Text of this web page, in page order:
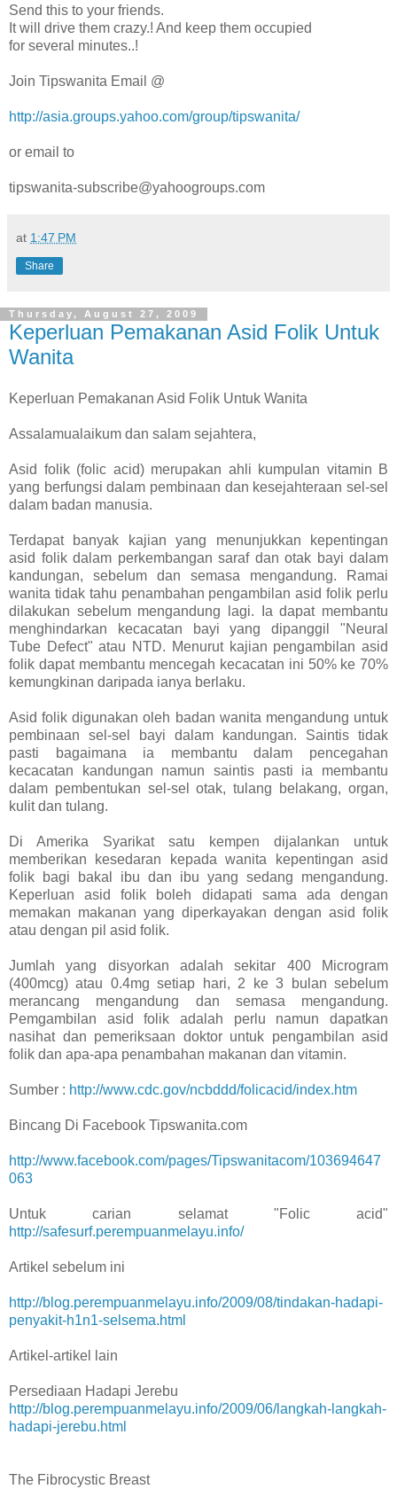
Send this to your friends.
It will drive them crazy.! And keep them occupied
for several minutes..!
Join Tipswanita Email @
http://asia.groups.yahoo.com/group/tipswanita/
or email to
tipswanita-subscribe@yahoogroups.com
at 1:47 PM
Share
Thursday, August 27, 2009
Keperluan Pemakanan Asid Folik Untuk
Wanita
Keperluan Pemakanan Asid Folik Untuk Wanita
Assalamualaikum dan salam sejahtera,
Asid folik (folic acid) merupakan ahli kumpulan vitamin B
yang berfungsi dalam pembinaan dan kesejahteraan sel-sel
dalam badan manusia.
Terdapat banyak kajian yang menunjukkan kepentingan
asid folik dalam perkembangan saraf dan otak bayi dalam
kandungan, sebelum dan semasa mengandung. Ramai
wanita tidak tahu penambahan pengambilan asid folik perlu
dilakukan sebelum mengandung lagi. Ia dapat membantu
menghindarkan kecacatan bayi yang dipanggil "Neural
Tube Defect" atau NTD. Menurut kajian pengambilan asid
folik dapat membantu mencegah kecacatan ini 50% ke 70%
kemungkinan daripada ianya berlaku.
Asid folik digunakan oleh badan wanita mengandung untuk
pembinaan sel-sel bayi dalam kandungan. Saintis tidak
pasti bagaimana ia membantu dalam pencegahan
kecacatan kandungan namun saintis pasti ia membantu
dalam pembentukan sel-sel otak, tulang belakang, organ,
kulit dan tulang.
Di Amerika Syarikat satu kempen dijalankan untuk
memberikan kesedaran kepada wanita kepentingan asid
folik bagi bakal ibu dan ibu yang sedang mengandung.
Keperluan asid folik boleh didapati sama ada dengan
memakan makanan yang diperkayakan dengan asid folik
atau dengan pil asid folik.
Jumlah yang disyorkan adalah sekitar 400 Microgram
(400mcg) atau 0.4mg setiap hari, 2 ke 3 bulan sebelum
merancang mengandung dan semasa mengandung.
Pemgambilan asid folik adalah perlu namun dapatkan
nasihat dan pemeriksaan doktor untuk pengambilan asid
folik dan apa-apa penambahan makanan dan vitamin.
Sumber : http://www.cdc.gov/ncbddd/folicacid/index.htm
Bincang Di Facebook Tipswanita.com
http://www.facebook.com/pages/Tipswanitacom/103694647
063
Untuk carian selamat "Folic acid"
http://safesurf.perempuanmelayu.info/
Artikel sebelum ini
http://blog.perempuanmelayu.info/2009/08/tindakan-hadapi-
penyakit-h1n1-selsema.html
Artikel-artikel lain
Persediaan Hadapi Jerebu
http://blog.perempuanmelayu.info/2009/06/langkah-langkah-
hadapi-jerebu.html
The Fibrocystic Breast